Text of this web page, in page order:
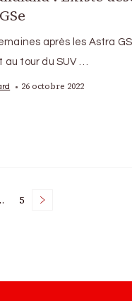
après les Astra
au tour du SUV …
26 octobre 2022
Page
5